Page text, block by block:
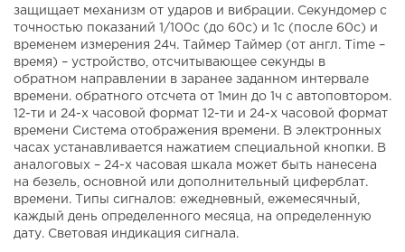
защищает механизм от ударов и вибрации. Секундомер с
точностью показаний 1/100с (до 60с) и 1с (после 60с) и
временем измерения 24ч. Таймер Таймер (от англ. Time –
время) – устройство, отсчитывающее секунды в
обратном направлении в заранее заданном интервале
времени. обратного отсчета от 1мин до 1ч с автоповтором.
12-ти и 24-х часовой формат 12-ти и 24-х часовой формат
времени Система отображения времени. В электронных
часах устанавливается нажатием специальной кнопки. В
аналоговых – 24-х часовая шкала может быть нанесена
на безель, основной или дополнительный циферблат.
времени. Типы сигналов: ежедневный, ежемесячный,
каждый день определенного месяца, на определенную
дату. Световая индикация сигнала.